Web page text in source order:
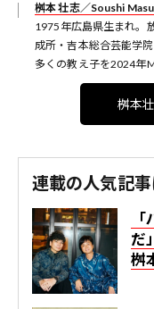
桝本 壮志／Soushi
1975年広島県生まれ。
成所・吉本総合芸能学
多くの教え子を2024年
桝本
連載の人気記
だ
桝